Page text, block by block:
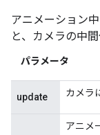
アニメーション
と、カメラの中
パラメータ
update カメラ
アニメ